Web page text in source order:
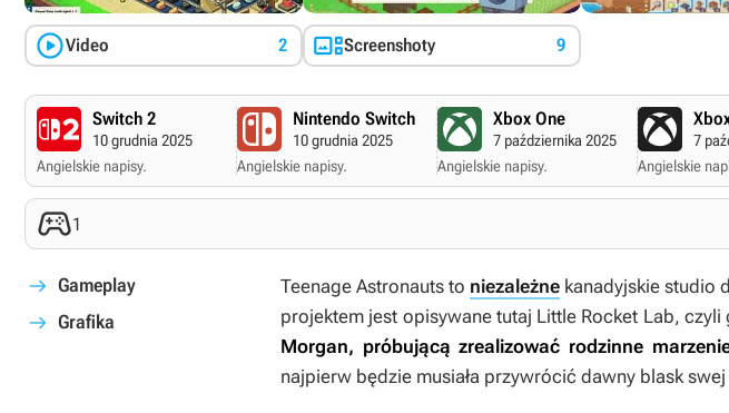
Video 2 Screenshoty 9
Switch 2
10 grudnia 2025
Angielskie napisy.
Nintendo Switch
10 grudnia 2025
Angielskie napisy.
Xbox One
7 października 2025
Angielskie napisy.
7
Angielskie
1
Gameplay
Grafika
Teenage Astronauts to niezależne kanadyjskie studio
projektem jest opisywane tutaj Little Rocket Lab, czyli
Morgan, próbującą zrealizować rodzinne
najpierw będzie musiała przywrócić dawny blask